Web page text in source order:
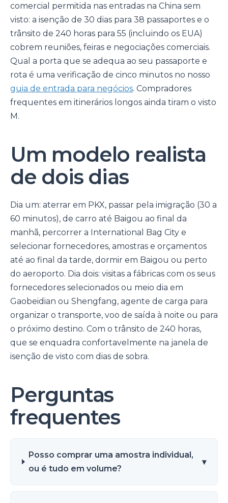
comercial permitida nas entradas na China sem
visto: a isenção de 30 dias para 38 passaportes e o
trânsito de 240 horas para 55 (incluindo os EUA)
cobrem reuniões, feiras e negociações comerciais.
Qual a porta que se adequa ao seu passaporte e
rota é uma verificação de cinco minutos no nosso
guia de entrada para negócios. Compradores
frequentes em itinerários longos ainda tiram o visto
M.
Um modelo realista
de dois dias
Dia um: aterrar em PKX, passar pela imigração (30 a
60 minutos), de carro até Baigou ao final da
manhã, percorrer a International Bag City e
selecionar fornecedores, amostras e orçamentos
até ao final da tarde, dormir em Baigou ou perto
do aeroporto. Dia dois: visitas a fábricas com os seus
fornecedores selecionados ou meio dia em
Gaobeidian ou Shengfang, agente de carga para
organizar o transporte, voo de saída à noite ou para
o próximo destino. Com o trânsito de 240 horas,
que se enquadra confortavelmente na janela de
isenção de visto com dias de sobra.
Perguntas
frequentes
Posso comprar uma amostra individual,
ou é tudo em volume?
▾